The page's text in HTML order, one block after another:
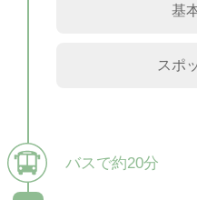
基
スポ
バスで約20分